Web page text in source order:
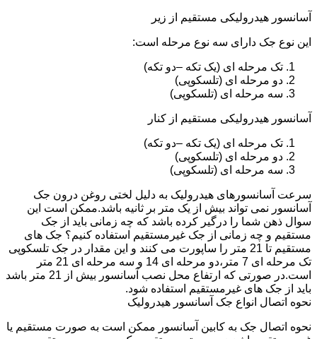
آسانسور هیدرولیکی مستقیم از زیر
این نوع جک دارای سه نوع مرحله است:
تک مرحله ای (یک تکه –دو تکه)
دو مرحله ای (تلسکوپی)
سه مرحله ای (تلسکوپی)
آسانسور هیدرولیکی مستقیم از کنار
تک مرحله ای (یک تکه –دو تکه)
دو مرحله ای (تلسکوپی)
سه مرحله ای (تلسکوپی)
سرعت آسانسورهای هیدرولیک به دلیل لختی روغن درون جک
آسانسور نمی تواند بیش از یک متر بر ثانیه باشد.ممکن است این
سوال ذهن شما را درگیر کرده باشد که چه زمانی باید از جک
مستقیم و چه زمانی از جک غیرمستقیم استفاده کنیم؟ جک های
مستقیم تا 21 متر را ساپورت می کنند و این مقدار در جک تلسکوپی
تک مرحله ای 7 متر،دو مرحله ای 14 و سه مرحله ای 21 متر
است.در صورتی که ارتفاع محل نصب آسانسور بیش از 21 متر باشد
باید از جک های غیرمستقیم استفاده شود.
نحوه اتصال انواع جک آسانسور هیدرولیک
نحوه اتصال جک به کابین آسانسور ممکن است به صورت مستقیم یا